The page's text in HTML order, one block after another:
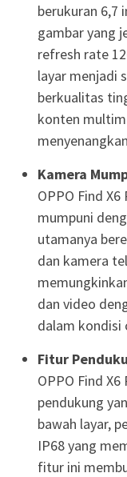
berukuran 6,7
gambar yang
refresh rate
layar menjadi
berkualitas
konten
Kamera
OPPO Find
mumpuni
utamanya
dan kamera
dan video
dalam kondisi
Fitur
OPPO Find
pendukung
bawah layar,
IP68 yang
fitur ini